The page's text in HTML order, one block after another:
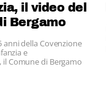
il video del
Bergamo
anni della Covenzione
e
il Comune di Bergamo